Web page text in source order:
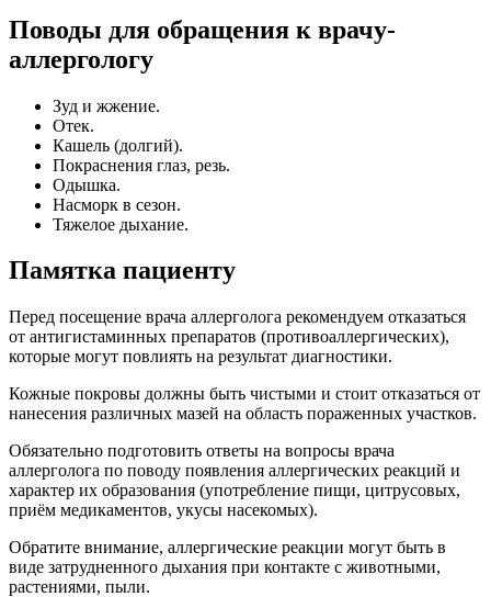
Поводы для обращения к врачу-
аллергологу
Зуд и жжение.
Отек.
Кашель (долгий).
Покраснения глаз, резь.
Одышка.
Насморк в сезон.
Тяжелое дыхание.
Памятка пациенту
Перед посещение врача аллерголога рекомендуем отказаться
от антигистаминных препаратов (противоаллергических),
которые могут повлиять на результат диагностики.
Кожные покровы должны быть чистыми и стоит отказаться от
нанесения различных мазей на область пораженных участков.
Обязательно подготовить ответы на вопросы врача
аллерголога по поводу появления аллергических реакций и
характер их образования (употребление пищи, цитрусовых,
приём медикаментов, укусы насекомых).
Обратите внимание, аллергические реакции могут быть в
виде затрудненного дыхания при контакте с животными,
растениями, пыли.